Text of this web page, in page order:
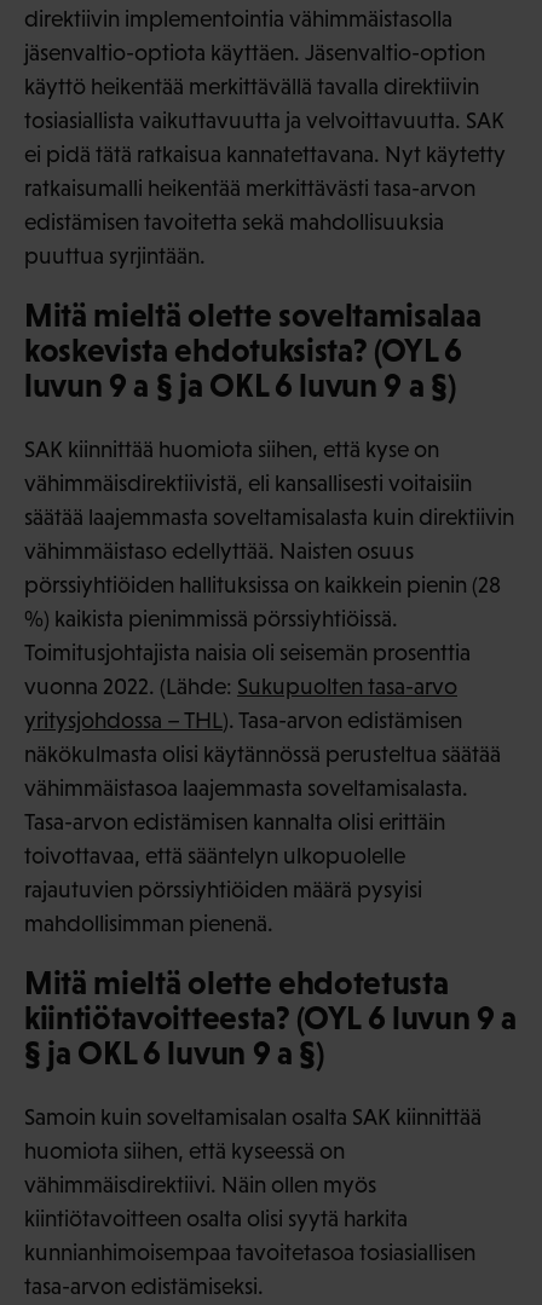
direktiivin implementointia vähimmäistasolla
jäsenvaltio-optiota käyttäen. Jäsenvaltio-option
käyttö heikentää merkittävällä tavalla direktiivin
tosiasiallista vaikuttavuutta ja velvoittavuutta. SAK
ei pidä tätä ratkaisua kannatettavana. Nyt käytetty
ratkaisumalli heikentää merkittävästi tasa-arvon
edistämisen tavoitetta sekä mahdollisuuksia
puuttua syrjintään.
Mitä mieltä olette soveltamisalaa
koskevista ehdotuksista? (OYL 6
luvun 9 a § ja OKL 6 luvun 9 a §)
SAK kiinnittää huomiota siihen, että kyse on
vähimmäisdirektiivistä, eli kansallisesti voitaisiin
säätää laajemmasta soveltamisalasta kuin direktiivin
vähimmäistaso edellyttää. Naisten osuus
pörssiyhtiöiden hallituksissa on kaikkein pienin (28
%) kaikista pienimmissä pörssiyhtiöissä.
Toimitusjohtajista naisia oli seisemän prosenttia
vuonna 2022. (Lähde: Sukupuolten tasa-arvo
yritysjohdossa – THL). Tasa-arvon edistämisen
näkökulmasta olisi käytännössä perusteltua säätää
vähimmäistasoa laajemmasta soveltamisalasta.
Tasa-arvon edistämisen kannalta olisi erittäin
toivottavaa, että sääntelyn ulkopuolelle
rajautuvien pörssiyhtiöiden määrä pysyisi
mahdollisimman pienenä.
Mitä mieltä olette ehdotetusta
kiintiötavoitteesta? (OYL 6 luvun 9 a
§ ja OKL 6 luvun 9 a §)
Samoin kuin soveltamisalan osalta SAK kiinnittää
huomiota siihen, että kyseessä on
vähimmäisdirektiivi. Näin ollen myös
kiintiötavoitteen osalta olisi syytä harkita
kunnianhimoisempaa tavoitetasoa tosiasiallisen
tasa-arvon edistämiseksi.